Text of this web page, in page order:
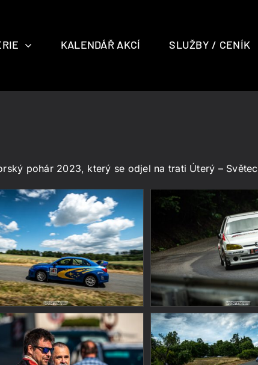
KALENDÁŘ AKCÍ SLUŽBY / CENÍK
pohár 2023, který se odjel na trati Úterý – Světec